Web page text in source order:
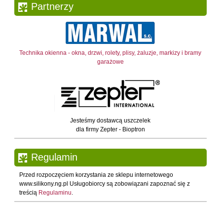
Partnerzy
Technika okienna - okna, drzwi, rolety, plisy, żaluzje, markizy i bramy
garażowe
Jesteśmy dostawcą uszczelek
dla firmy Zepter - Bioptron
Regulamin
Przed rozpoczęciem korzystania ze sklepu internetowego
www.silikony.ng.pl Usługobiorcy są zobowiązani zapoznać się z
treścią Regulaminu.